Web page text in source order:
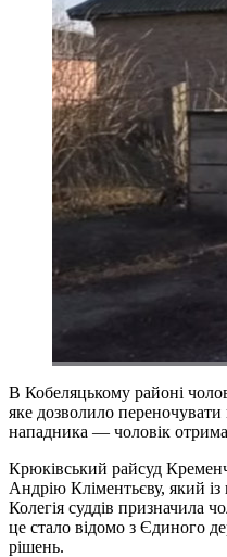
В Кобеляцькому районі
яке дозволило
нападника — чоловік
Крюківський райсуд
Андрію Кліментьєву, який
Колегія суддів призначила
це стало відомо з Єдиного
рішень.